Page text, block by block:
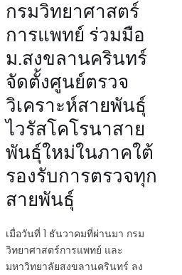
กรมวิทยาศาสตร์
การแพทย์ ร่วมมือ
ม.สงขลานครินทร์
จัดตั้งศูนย์ตรวจ
วิเคราะห์สายพันธุ์
ไวรัสโคโรนาสาย
พันธุ์ใหม่ในภาคใต้
รองรับการตรวจทุก
สายพันธุ์
เมื่อวันที่ 1 ธันวาคมที่ผ่านมา กรม
วิทยาศาสตร์การแพทย์ และ
มหาวิทยาลัยสงขลานครินทร์ ลง